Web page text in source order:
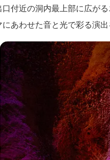
付近の洞内最上部に広が
あわせた音と光で彩る演